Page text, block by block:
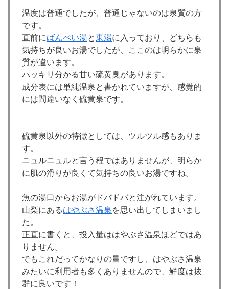
温度は普通でしたが、普通じゃないのは泉質の方
です。
直前にばんぺい湯と東湯に入っており、どちらも
気持ちが良いお湯でしたが、ここのは明らかに泉
質が違います。
ハッキリ分かる甘い硫黄臭があります。
成分表には単純温泉と書かれていますが、感覚的
には間違いなく硫黄泉です。
硫黄泉以外の特徴としては、ツルツル感もありま
す。
ニュルニュルと言う程ではありませんが、明らか
に肌の滑りが良くて気持ちの良いお湯ですね。
魚の湯口からお湯がドバドバと注がれています。
山梨にあるはやぶさ温泉 を思い出してしまいまし
た。
正直に書くと、投入量ははやぶさ温泉ほどではあ
りません。
でもこれだってかなりの量ですし、はやぶさ温泉
みたいに利用者も多くありませんので、鮮度は抜
群に良いです！